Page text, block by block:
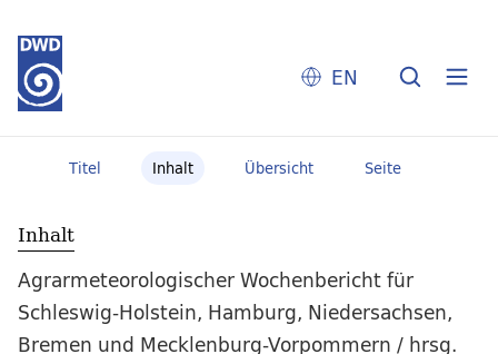
EN
Titel Inhalt Übersicht Seite
Inhalt
Agrarmeteorologischer Wochenbericht für
Schleswig-Holstein, Hamburg, Niedersachsen,
Bremen und Mecklenburg-Vorpommern / hrsg.